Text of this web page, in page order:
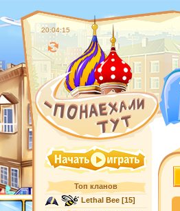
20:04:16
Топ кланов
Lethal Bee[15]